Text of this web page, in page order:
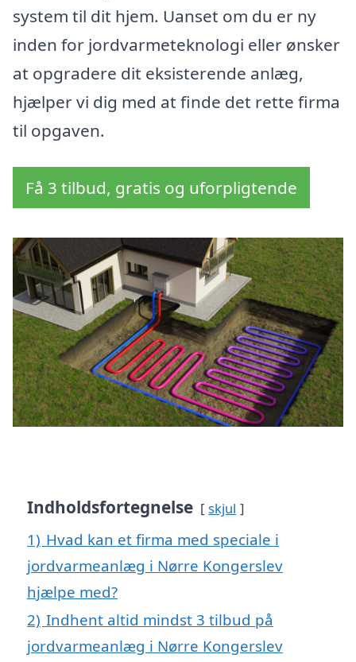
system til dit hjem. Uanset om du er ny
inden for jordvarmeteknologi eller ønsker
at opgradere dit eksisterende anlæg,
hjælper vi dig med at finde det rette firma
til opgaven.
Få 3 tilbud, gratis og uforpligtende
Indholdsfortegnelse skjul
1) Hvad kan et firma med speciale i
jordvarmeanlæg i Nørre Kongerslev
hjælpe med?
2) Indhent altid mindst 3 tilbud på
jordvarmeanlæg i Nørre Kongerslev